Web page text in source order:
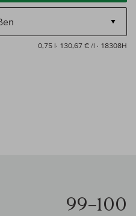
0,75 l· 130,67 € /l · 18308H
99–100